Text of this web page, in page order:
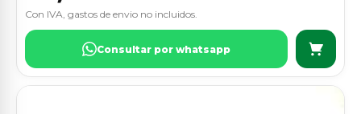
Con IVA, gastos de envio no incluidos.
Consultar por whatsapp